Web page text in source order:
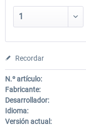
Recordar
N.º artículo:
Fabricante:
Desarrollador:
Idioma:
Versión actual: